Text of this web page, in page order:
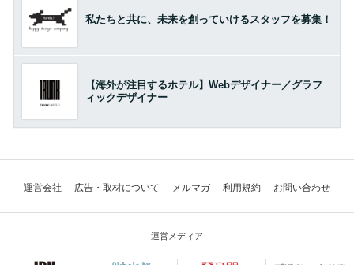
私たちと共に、未来を創っていけるスタッフを募集！
【海外が注目するホテル】Webデザイナー／グラフ
ィックデザイナー
運営会社 広告・取材について メルマガ 利用規約 お問い合わせ
運営メディア